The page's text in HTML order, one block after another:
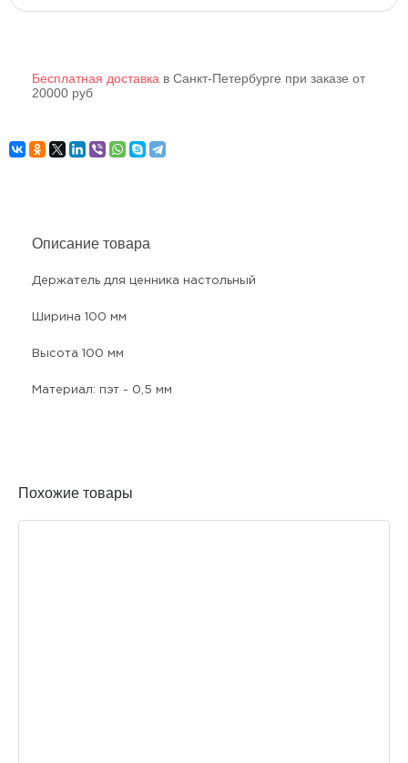
Бесплатная доставка в Санкт-Петербурге при заказе от
20000 руб
Описание товара
Держатель для ценника настольный
Ширина 100 мм
Высота 100 мм
Материал: пэт - 0,5 мм
Похожие товары